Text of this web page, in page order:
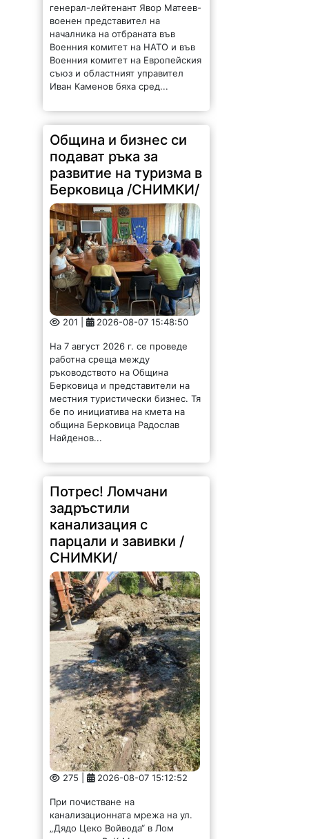
Военния комитет на НАТО и във
Военния комитет на Европейския
съюз и областният управител
Иван Каменов бяха сред...
подават ръка за
развитие на туризма в
Берковица /СНИМКИ/
201 | 2026-08-07 15:48:50
На 7 август 2026 г. се проведе
работна среща между
Берковица и представители на
местния туристически бизнес. Тя
бе по инициатива на кмета на
община Берковица Радослав
Найденов...
задръстили
канализация с
парцали и завивки /
СНИМКИ/
275 | 2026-08-07 15:12:52
При почистване на
канализационната мрежа на ул.
екипите на ВиК-Монтана са
открили изхвърлени в
канализацията, парцали, завивки,